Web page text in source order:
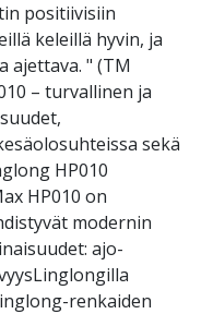
positiivisiin
keleillä hyvin, ja
ajettava. " (TM
– turvallinen ja
sekä
HP010
HP010 on
modernin
ajo-
renkaiden